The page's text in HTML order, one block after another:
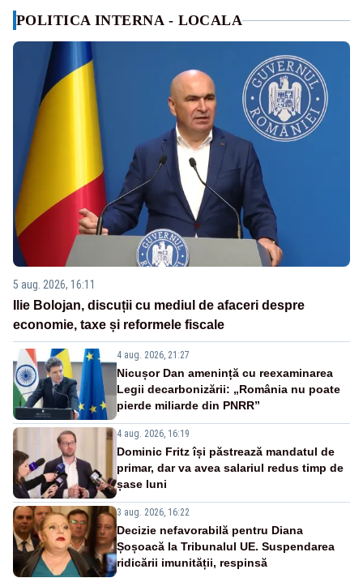
POLITICA INTERNA - LOCALA
5 aug. 2026, 16:11
Ilie Bolojan, discuții cu mediul de afaceri despre
economie, taxe și reformele fiscale
4 aug. 2026, 21:27
Nicușor Dan amenință cu reexaminarea
Legii decarbonizării: „România nu poate
pierde miliarde din PNRR”
4 aug. 2026, 16:19
Dominic Fritz își păstrează mandatul de
primar, dar va avea salariul redus timp de
șase luni
3 aug. 2026, 16:22
Decizie nefavorabilă pentru Diana
Șoșoacă la Tribunalul UE. Suspendarea
ridicării imunității, respinsă